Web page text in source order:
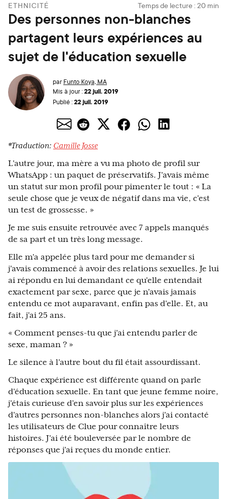
ETHNICITÉ Temps de lecture : 20 min
Des personnes non-blanches
partagent leurs expériences au
sujet de l'éducation sexuelle
par Funto Koya, MA
Mis à jour :22 juil. 2019
Publié :22 juil. 2019
*Traduction: Camille Josse
L'autre jour, ma mère a vu ma photo de profil sur
WhatsApp : un paquet de préservatifs. J'avais même
un statut sur mon profil pour pimenter le tout : « La
seule chose que je veux de négatif dans ma vie, c'est
un test de grossesse. »
Je me suis ensuite retrouvée avec 7 appels manqués
de sa part et un très long message.
Elle m'a appelée plus tard pour me demander si
j'avais commencé à avoir des relations sexuelles. Je lui
ai répondu en lui demandant ce qu'elle entendait
exactement par sexe, parce que je n'avais jamais
entendu ce mot auparavant, enfin pas d'elle. Et, au
fait, j'ai 25 ans.
« Comment penses-tu que j'ai entendu parler de
sexe, maman ? »
Le silence à l'autre bout du fil était assourdissant.
Chaque expérience est différente quand on parle
d'éducation sexuelle. En tant que jeune femme noire,
j'étais curieuse d’en savoir plus sur les expériences
d'autres personnes non-blanches alors j'ai contacté
les utilisateurs de Clue pour connaître leurs
histoires. J'ai été bouleversée par le nombre de
réponses que j'ai reçues du monde entier.